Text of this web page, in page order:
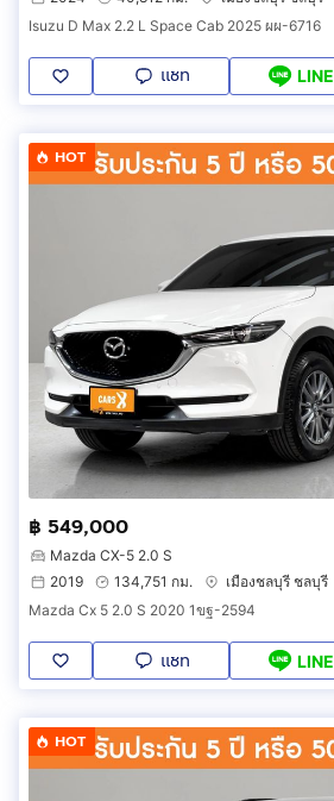
Isuzu D Max 2.2 L Space Cab 2025 ผผ-6716
แชท LINE
HOT
฿ 549,000
Mazda CX-5 2.0 S
2019
134,751 กม.
เมืองชลบุรี ชลบุรี
Mazda Cx 5 2.0 S 2020 1ขฐ-2594
แชท LINE
HOT